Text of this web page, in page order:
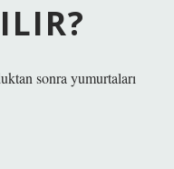
sonra yumurtaları